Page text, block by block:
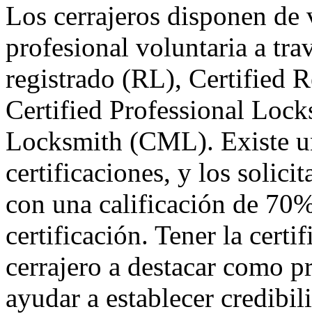
Los cerrajeros disponen
profesional voluntaria a
registrado (RL), Certified
Certified Professional
Locksmith (CML). Existe
certificaciones, y los
con una calificación de
certificación. Tener la
cerrajero a destacar como
ayudar a establecer